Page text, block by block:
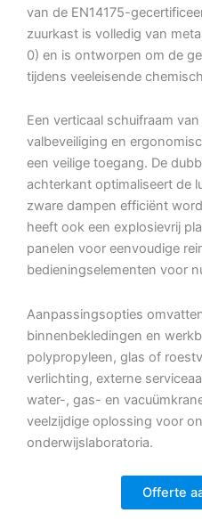
van de EN14175-
zuurkast is volledig van
0) en is ontworpen om de
tijdens veeleisende
Een verticaal schuifraam
valbeveiliging en
een veilige toegang. De
achterkant optimaliseert de
zware dampen efficiënt
heeft ook een explosievrij
panelen voor eenvoudige
bedieningselementen voor
Aanpassingsopties
binnenbekledingen en
polypropyleen, glas of
verlichting, externe
water-, gas- en
veelzijdige oplossing voor
onderwijslaboratoria.
Offerte